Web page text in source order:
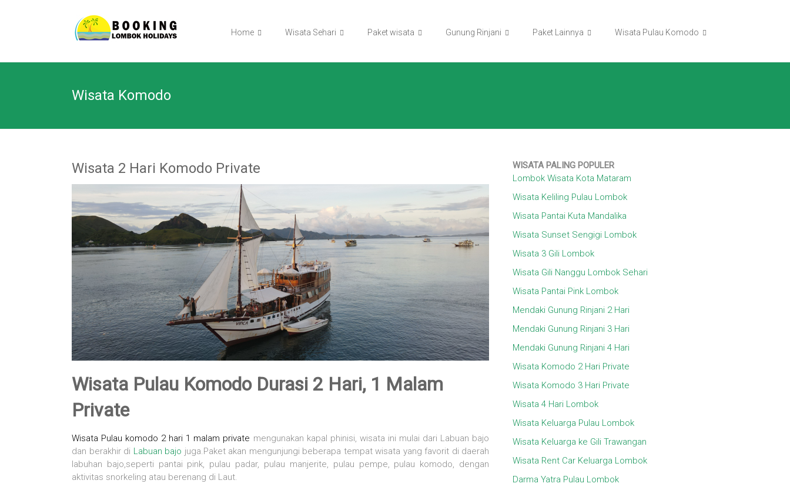
BOOKING
TOUR
Your
Partner
Home Wisata Sehari Paket wisata Gunung Rinjani Paket Lainnya Wisata Pulau Komodo
Wisata Komodo
Wisata 2 Hari Komodo Private
Wisata Pulau Komodo Durasi 2 Hari, 1 Malam
Private
Wisata Pulau komodo 2 hari 1 malam private mengunakan kapal phinisi, wisata ini mulai dari Labuan bajo
dan berakhir di Labuan bajo juga.Paket akan mengunjungi beberapa tempat wisata yang favorit di daerah
labuhan bajo,seperti pantai pink, pulau padar, pulau manjerite, pulau pempe, pulau komodo, dengan
aktivitas snorkeling atau berenang di Laut.
WISATA PALING POPULER
Lombok Wisata Kota Mataram
Wisata Keliling Pulau Lombok
Wisata Pantai Kuta Mandalika
Wisata Sunset Sengigi Lombok
Wisata 3 Gili Lombok
Wisata Gili Nanggu Lombok Sehari
Wisata Pantai Pink Lombok
Mendaki Gunung Rinjani 2 Hari
Mendaki Gunung Rinjani 3 Hari
Mendaki Gunung Rinjani 4 Hari
Wisata Komodo 2 Hari Private
Wisata Komodo 3 Hari Private
Wisata 4 Hari Lombok
Wisata Keluarga Pulau Lombok
Wisata Keluarga ke Gili Trawangan
Wisata Rent Car Keluarga Lombok
Darma Yatra Pulau Lombok